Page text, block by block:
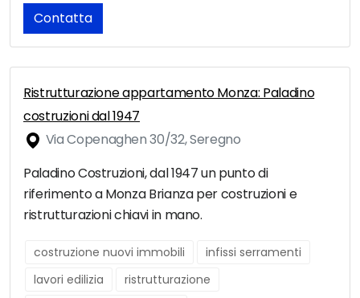
Contatta
Ristrutturazione appartamento Monza: Paladino
costruzioni dal 1947
Via Copenaghen 30/32, Seregno
Paladino Costruzioni, dal 1947 un punto di
riferimento a Monza Brianza per costruzioni e
ristrutturazioni chiavi in mano.
costruzione nuovi immobili
infissi serramenti
lavori edilizia
ristrutturazione